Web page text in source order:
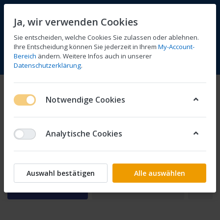
Menü Anmelden Vergleichen Wunschliste
CX
Ja, wir verwenden Cookies
Sie entscheiden, welche Cookies Sie zulassen oder ablehnen.
Ihre Entscheidung können Sie jederzeit in Ihrem My-Account-
Bereich ändern. Weitere Infos auch in unserer
Datenschutzerklärung.
Notwendige Cookies
Analytische Cookies
Auswahl bestätigen Alle auswählen